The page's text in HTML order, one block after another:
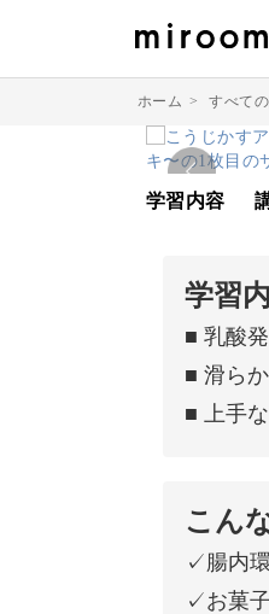
ホーム > すべて
学習内容
学習
■ 乳酸
■ 滑ら
■ 上手
こん
✓腸内
✓お菓